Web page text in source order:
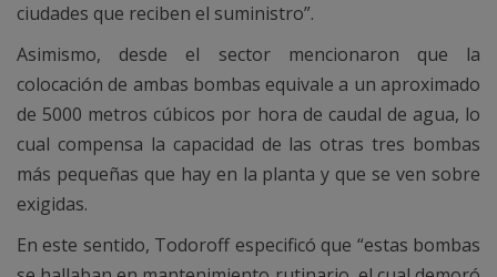
ciudades que reciben el suministro”.
Asimismo, desde el sector mencionaron que la
colocación de ambas bombas equivale a un aproximado
de 5000 metros cúbicos por hora de caudal de agua, lo
cual compensa la capacidad de las otras tres bombas
más pequeñas que hay en la planta y que se ven sobre
exigidas.
En este sentido, Todoroff especificó que “estas bombas